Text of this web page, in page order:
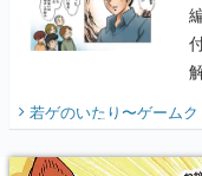
若ゲのいたり〜ゲーム